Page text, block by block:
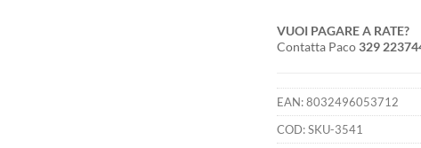
VUOI PAGARE A RATE?
Contatta Paco329
EAN:8032496053712
COD:SKU-3541